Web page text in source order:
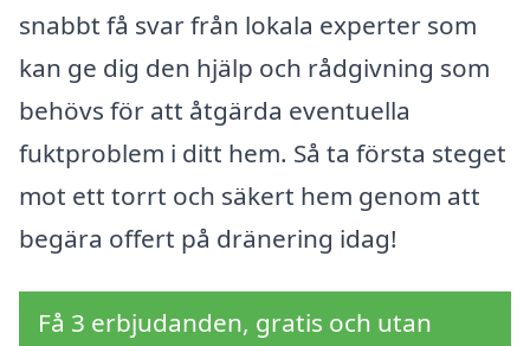
snabbt få svar från lokala experter som
kan ge dig den hjälp och rådgivning som
behövs för att åtgärda eventuella
fuktproblem i ditt hem. Så ta första steget
mot ett torrt och säkert hem genom att
begära offert på dränering idag!
Få 3 erbjudanden, gratis och utan